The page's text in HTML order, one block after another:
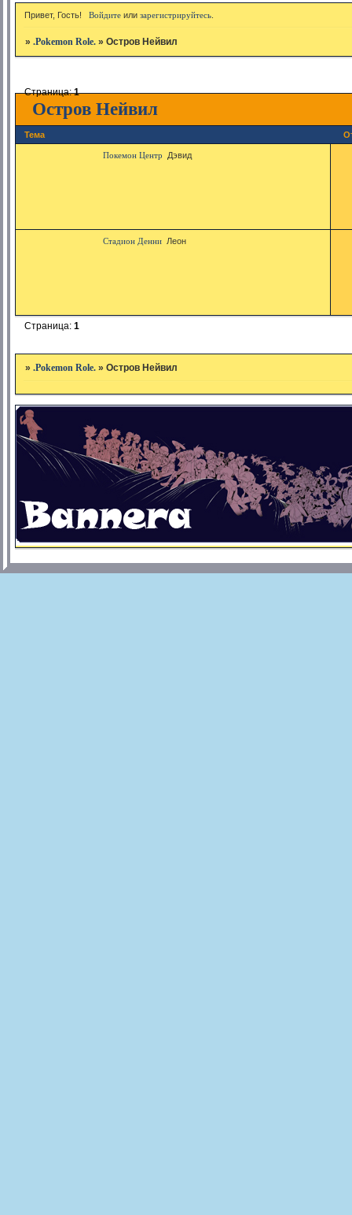
Привет, Гость! Войдитеили зарегистрируйтесь.
».Pokemon Role. »Остров Нейвил
Остров Нейвил
Страница:1
Тема
Покемон Центр Дэвид
Стадион Денни Леон
Страница:1
».Pokemon Role. »Остров Нейвил